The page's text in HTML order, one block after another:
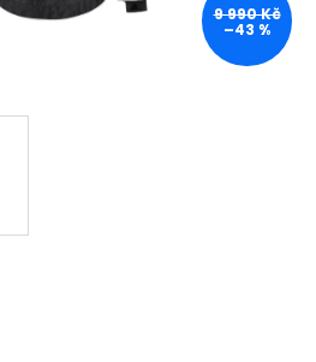
9 990 Kč
–43 %